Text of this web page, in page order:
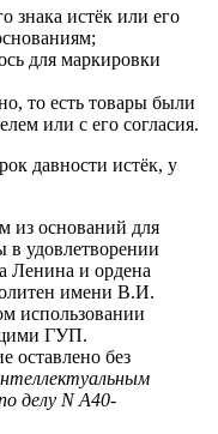
знака истёк или его
для маркировки
то есть товары были
или с его согласия.
давности истёк, у
из оснований для
удовлетворении
Ленина и ордена
имени В.И.
использовании
ГУП.
без
делу N А40-